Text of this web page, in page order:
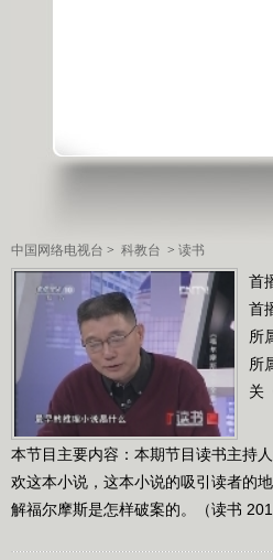
中国网络电视台 > 科教台 > 读书
首
首
所
所
关
本节目主要内容：本期节目读书主持
欢这本小说，这本小说的吸引读者的
解福尔摩斯是怎样破案的。（读书